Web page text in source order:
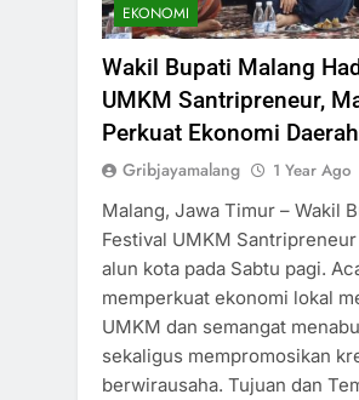
EKONOMI
Wakil Bupati Malang
UMKM Santripreneur,
Perkuat Ekonomi Daerah
Gribjayamalang 1 Year Ago
Malang, Jawa Timur – Wakil
Festival UMKM
alun kota pada Sabtu pagi.
memperkuat ekonomi lokal
UMKM dan semangat
sekaligus mempromosikan
berwirausaha. Tujuan dan